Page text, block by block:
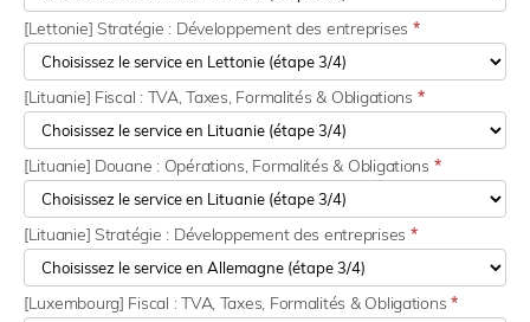
[Lettonie] Stratégie : Développement des entreprises *
[Lituanie] Fiscal : TVA, Taxes, Formalités & Obligations *
[Lituanie] Douane : Opérations, Formalités & Obligations *
[Lituanie] Stratégie : Développement des entreprises *
[Luxembourg] Fiscal : TVA, Taxes, Formalités & Obligations*